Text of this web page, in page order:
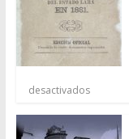
desactivados